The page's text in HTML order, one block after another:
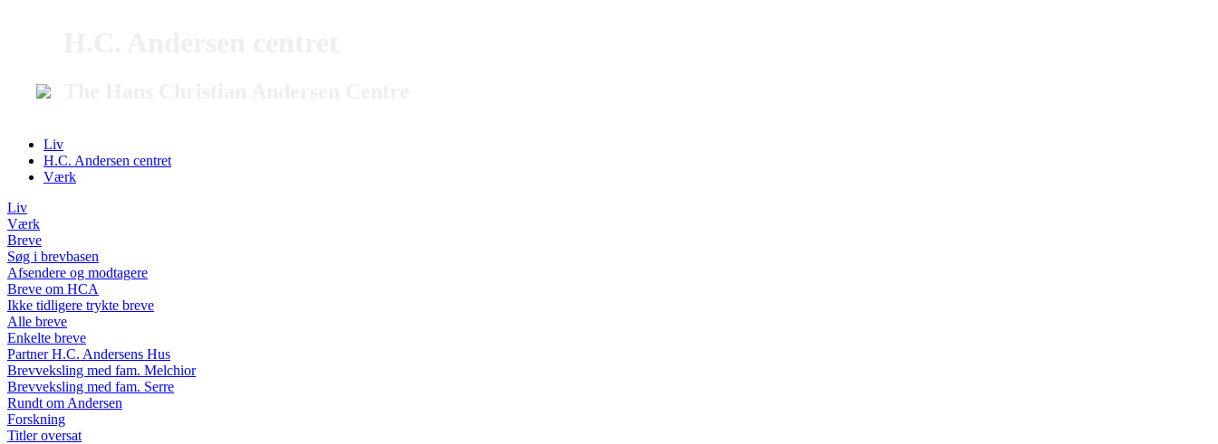
Liv
H.C. Andersen centret
Værk
Liv
Værk
Breve
Søg i brevbasen
Afsendere og modtagere
Breve om HCA
Ikke tidligere trykte breve
Alle breve
Enkelte breve
Partner H.C. Andersens Hus
Brevveksling med fam. Melchior
Brevveksling med fam. Serre
Rundt om Andersen
Forskning
Titler oversat